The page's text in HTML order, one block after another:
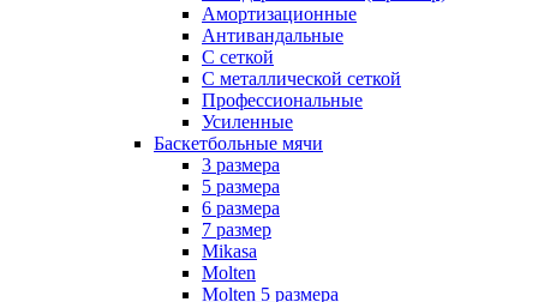
Амортизационные
Антивандальные
С сеткой
С металлической сеткой
Профессиональные
Усиленные
Баскетбольные мячи
3 размера
5 размера
6 размера
7 размер
Mikasa
Molten
Molten 5 размера